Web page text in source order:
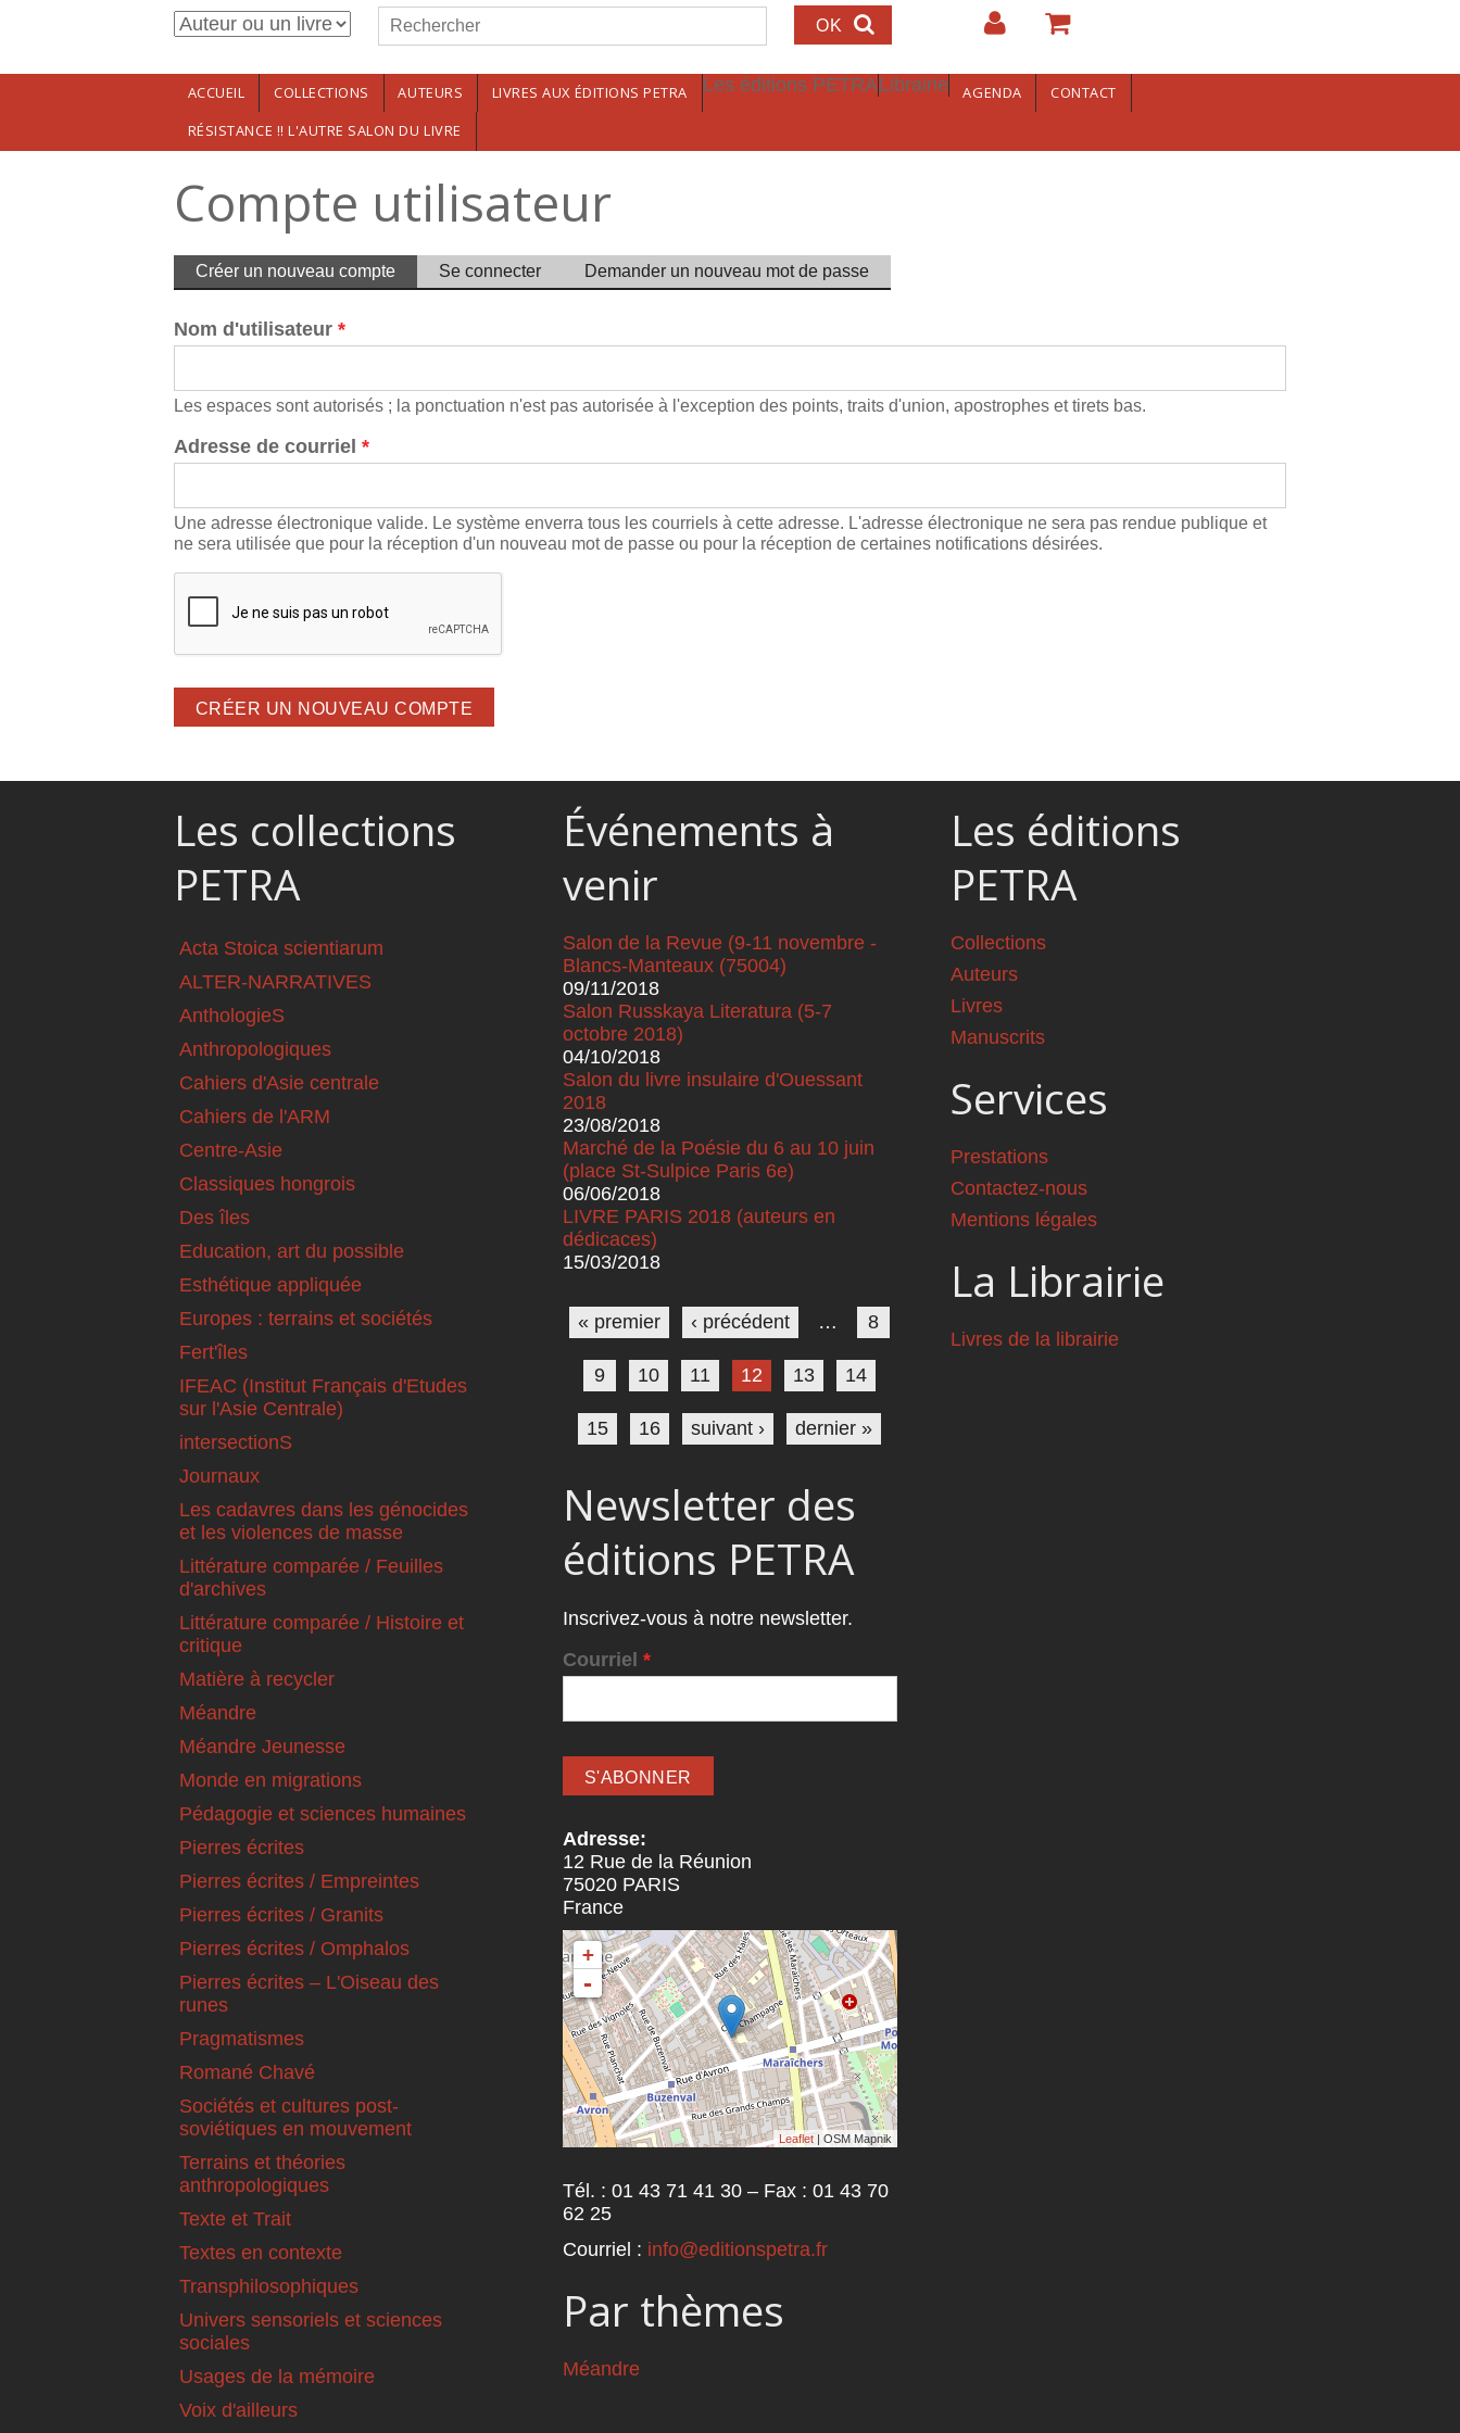
Aller au contenu principalFormulaire de recherche
Rechercher
ACCUEIL COLLECTIONS AUTEURS LIVRES AUX ÉDITIONS PETRA Les éditions PETRALibrairie AGENDA
CONTACT
RÉSISTANCE !! L'AUTRE SALON DU LIVRE
Compte utilisateur
Onglets principaux
Créer un nouveau compte (ongletSe connecter Demander un nouveau mot de passe
Nom d'utilisateur *
Les espaces sont autorisés ; la ponctuation n'est pas autorisée à l'exception des points, traits d'union, apostrophes et tirets bas.
Adresse de courriel *
Une adresse électronique valide. Le système enverra tous les courriels à cette adresse. L'adresse électronique ne sera pas rendue publique et
ne sera utilisée que pour la réception d'un nouveau mot de passe ou pour la réception de certaines notifications désirées.
Les collections
PETRA
Acta Stoica scientiarum
ALTER-NARRATIVES
AnthologieS
Anthropologiques
Cahiers d'Asie centrale
Cahiers de l'ARM
Centre-Asie
Classiques hongrois
Des îles
Education, art du possible
Esthétique appliquée
Europes : terrains et sociétés
Fert'îles
IFEAC (Institut Français d'Etudes
sur l'Asie Centrale)
intersectionS
Journaux
Les cadavres dans les génocides
et les violences de masse
Littérature comparée / Feuilles
d'archives
Littérature comparée / Histoire et
critique
Matière à recycler
Méandre
Méandre Jeunesse
Monde en migrations
Pédagogie et sciences humaines
Pierres écrites
Pierres écrites / Empreintes
Pierres écrites / Granits
Pierres écrites / Omphalos
Pierres écrites – L'Oiseau des
runes
Pragmatismes
Romané Chavé
Sociétés et cultures post-
soviétiques en mouvement
Terrains et théories
anthropologiques
Texte et Trait
Textes en contexte
Transphilosophiques
Univers sensoriels et sciences
sociales
Usages de la mémoire
Voix d'ailleurs
Événements à
venir
Salon de la Revue (9-11 novembre -
Blancs-Manteaux (75004)
09/11/2018
Salon Russkaya Literatura (5-7
octobre 2018)
04/10/2018
Salon du livre insulaire d'Ouessant
2018
23/08/2018
Marché de la Poésie du 6 au 10 juin
(place St-Sulpice Paris 6e)
06/06/2018
LIVRE PARIS 2018 (auteurs en
dédicaces)
15/03/2018
Pages
« premier ‹ précédent … 8
9 10 11 12 13 14
15 16 suivant › dernier »
Newsletter des
éditions PETRA
Inscrivez-vous à notre newsletter.
Courriel *
Adresse:
12 Rue de la Réunion
75020 PARIS
France
+
-
Leaflet | OSM Mapnik
Tél. : 01 43 71 41 30 – Fax : 01 43 70
62 25
Courriel : info@editionspetra.fr
Par thèmes
Méandre
Les éditions
PETRA
Collections
Auteurs
Livres
Manuscrits
Services
Prestations
Contactez-nous
Mentions légales
La Librairie
Livres de la librairie